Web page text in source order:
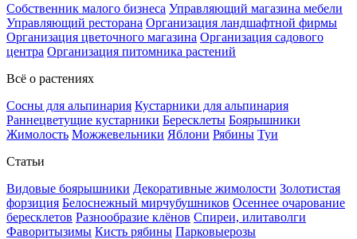
Собственник малого бизнеса Управляющий магазина мебели
Управляющий ресторана Организация ландшафтной фирмы
Организация цветочного магазина Организация садового
центра Организация питомника растений
Всё о растениях
Сосны для альпинария Кустарники для альпинария
Раннецветущие кустарники Бересклеты Боярышники
Жимолость Можжевельники Яблони Рябины Туи
Статьи
Видовые боярышники Декоративные жимолости Золотистая
форзиция Белоснежный мирчубушников Осеннее очарование
бересклетов Разнообразие клёнов Спиреи, илитаволги
Фаворитызимы Кисть рябины Парковыерозы